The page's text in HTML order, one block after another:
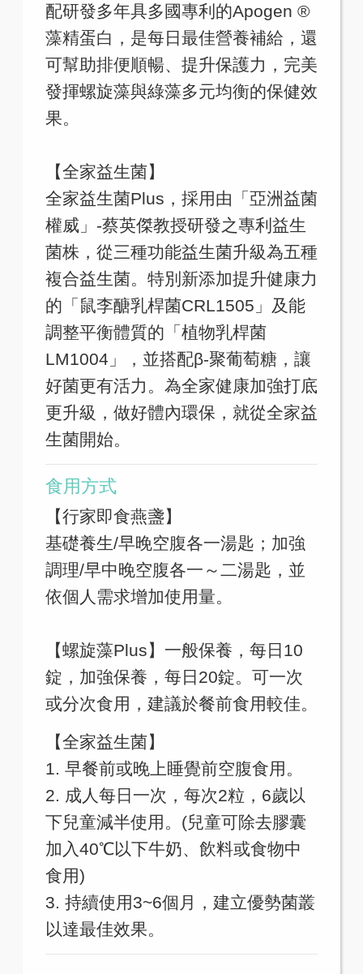
配研發多年具多國專利的Apogen ®
藻精蛋白，是每日最佳營養補給，還
可幫助排便順暢、提升保護力，完美
發揮螺旋藻與綠藻多元均衡的保健效
果。
【全家益生菌】
全家益生菌Plus，採用由「亞洲益菌
權威」-蔡英傑教授研發之專利益生
菌株，從三種功能益生菌升級為五種
複合益生菌。特別新添加提升健康力
的「鼠李醣乳桿菌CRL1505」及能
調整平衡體質的「植物乳桿菌
LM1004」，並搭配β-聚葡萄糖，讓
好菌更有活力。為全家健康加強打底
更升級，做好體內環保，就從全家益
生菌開始。
食用方式
【行家即食燕盞】
基礎養生/早晚空腹各一湯匙；加強
調理/早中晚空腹各一～二湯匙，並
依個人需求增加使用量。
【螺旋藻Plus】一般保養，每日10
錠，加強保養，每日20錠。可一次
或分次食用，建議於餐前食用較佳。
【全家益生菌】
1. 早餐前或晚上睡覺前空腹食用。
2. 成人每日一次，每次2粒，6歲以
下兒童減半使用。(兒童可除去膠囊
加入40℃以下牛奶、飲料或食物中
食用)
3. 持續使用3~6個月，建立優勢菌叢
以達最佳效果。